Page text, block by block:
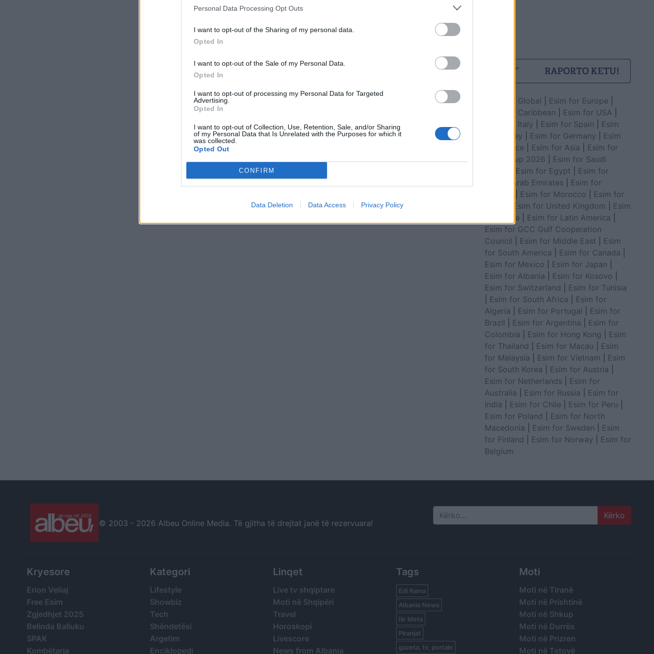
Personal Data Processing Opt Outs
I want to opt-out of the Sharing of my personal data.
Opted In
I want to opt-out of the Sale of my Personal Data.
Opted In
I want to opt-out of processing my Personal Data for Targeted
Advertising.
Opted In
I want to opt-out of Collection, Use, Retention, Sale, and/or Sharing
of my Personal Data that Is Unrelated with the Purposes for which it
was collected.
Opted Out
CONFIRM
Data Deletion Data Access Privacy Policy
Esim for Global Esim for Europe
Esim for Caribbean
Esim for USA
Esim for Italy
Esim for Spain
Esim
for Turkey
Esim for Germany
Esim
for Greece
Esim for Asia
Esim for
World Cup 2026
Esim for Saudi
Esim for Egypt
Esim for
United Arab Emirates
Esim for
Esim for Morocco
Esim for
Esim for United Kingdom
Esim
for Africa
Esim for Latin America
Esim for GCC Gulf Cooperation
Council
Esim for Middle East
Esim
for South America
Esim for Canada
Esim for Mexico
Esim for Japan
Esim for Albania
Esim for Kosovo
Esim for Switzerland
Esim for Tunisia
Esim for South Africa
Esim for
Algeria
Esim for Portugal
Esim for
Brazil
Esim for Argentina
Esim for
Colombia
Esim for Hong Kong
Esim
for Thailand
Esim for Macau
Esim
for Malaysia
Esim for Vietnam
Esim
for South Korea
Esim for Austria
Esim for Netherlands
Esim for
Australia
Esim for Russia
Esim for
India
Esim for Chile Esim for Peru
Esim for Poland
Esim for North
Macedonia
Esim for Sweden
Esim
for Finland
Esim for Norway
Esim for
Belgium
© 2003 - 2026 Albeu Online Media. Të gjitha të drejtat janë të rezervuara! Search
Kryesore
Erion Veliaj
Free Esim
Zgjedhjet 2025
Belinda Balluku
SPAK
Kombëtarja
Kategori
Lifestyle
Showbiz
Tech
Shëndetësi
Argetim
Enciklopedi
Linqet
Live tv shqiptare
Moti në Shqipëri
Travel
Horoskopi
Livescore
News from Albania
Tags
Edi Rama
Albania News
Ilir Meta
Piranjat
gazeta, tv, portale
Moti
Moti në Tiranë
Moti në Prishtinë
Moti në Shkup
Moti në Durrës
Moti në Prizren
Moti në Tetovë